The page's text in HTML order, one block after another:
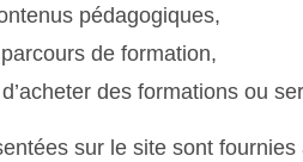
pédagogiques,
de formation,
des formations ou
sur le site sont